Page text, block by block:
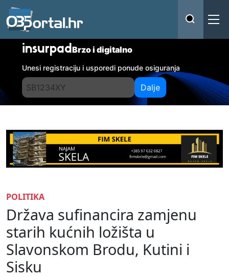
insurpadBrzo i digitalno
Unesi registraciju i usporedi ponude osiguranja
Dalje
POLITIKA
Država sufinancira zamjenu
starih kućnih ložišta u
Slavonskom Brodu, Kutini i
Sisku